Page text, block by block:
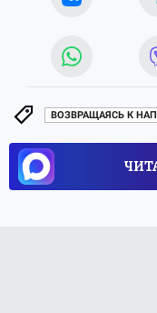
ВОЗВРАЩАЯСЬ К